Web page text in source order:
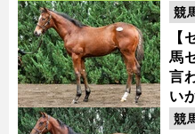
馬
言
い
競
競